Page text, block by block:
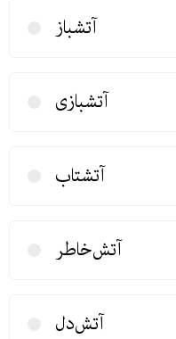
آتشباز
آتشبازی
آتشتاب
آتش‌خاطر
آتش‌دل